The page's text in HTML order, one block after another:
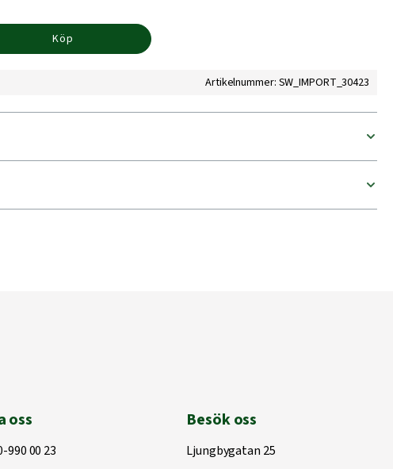
Köp
Artikelnummer: SW_IMPORT_30423
oss
990 00 23
Besök oss
Ljungbygatan 25